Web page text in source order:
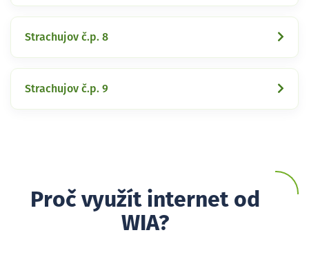
Strachujov č.p. 8
Strachujov č.p. 9
Proč využít internet od
WIA?